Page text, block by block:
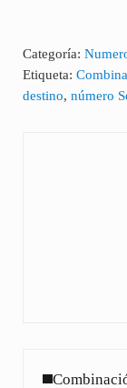
Categoría:
Etiqueta:
destino, número